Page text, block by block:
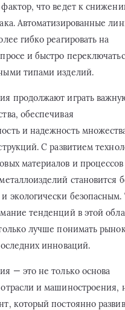
что ведет к
Автоматизированные
гибко реагировать на
и быстро
типами изделий.
продолжают играть
обеспечивая
и надежность
С развитием
материалов и процессов
становится
экологически безопасным.
тенденций в этой
лучше понимать
инноваций.
— это не только основа
и машиностроения,
который постоянно